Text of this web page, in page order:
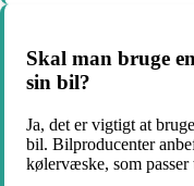
Skal man bruge
sin bil?
Ja, det er vigtigt at
bil. Bilproducenter
kølervæske, som